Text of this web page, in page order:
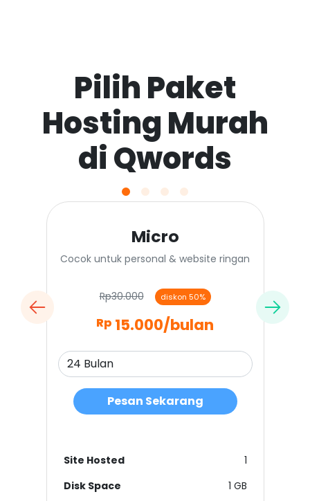
Pilih Paket
Hosting Murah
di Qwords
Micro
Cocok untuk personal & website ringan
Rp30.000 diskon 50%
Rp 15.000/bulan
Pesan Sekarang
Site Hosted
1
Disk Space
1 GB